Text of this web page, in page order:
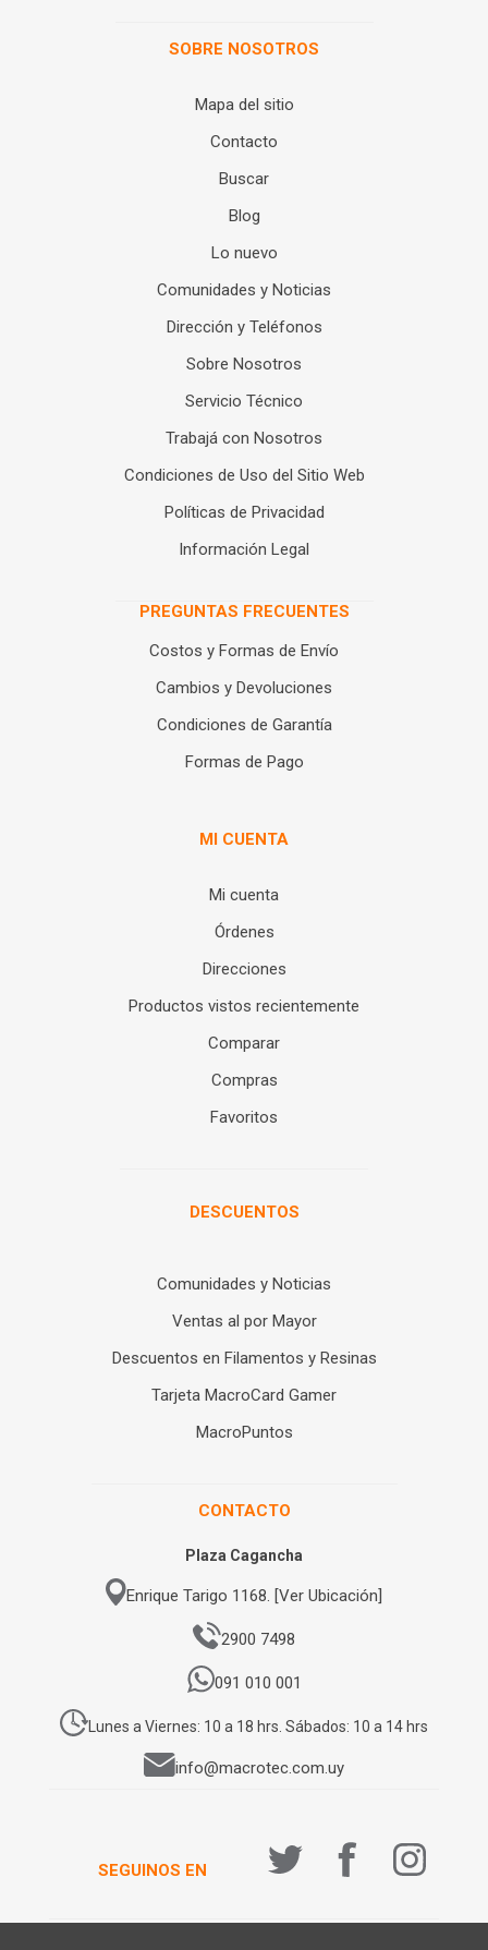
SOBRE NOSOTROS
Mapa del sitio
Contacto
Buscar
Blog
Lo nuevo
Comunidades y Noticias
Dirección y Teléfonos
Sobre Nosotros
Servicio Técnico
Trabajá con Nosotros
Condiciones de Uso del Sitio Web
Políticas de Privacidad
Información Legal
PREGUNTAS FRECUENTES
Costos y Formas de Envío
Cambios y Devoluciones
Condiciones de Garantía
Formas de Pago
MI CUENTA
Mi cuenta
Órdenes
Direcciones
Productos vistos recientemente
Comparar
Compras
Favoritos
DESCUENTOS
Comunidades y Noticias
Ventas al por Mayor
Descuentos en Filamentos y Resinas
Tarjeta MacroCard Gamer
MacroPuntos
CONTACTO
Plaza Cagancha
Enrique Tarigo 1168. [Ver Ubicación]
2900 7498
091 010 001
Lunes a Viernes: 10 a 18 hrs. Sábados: 10 a 14 hrs
info@macrotec.com.uy
SEGUINOS EN